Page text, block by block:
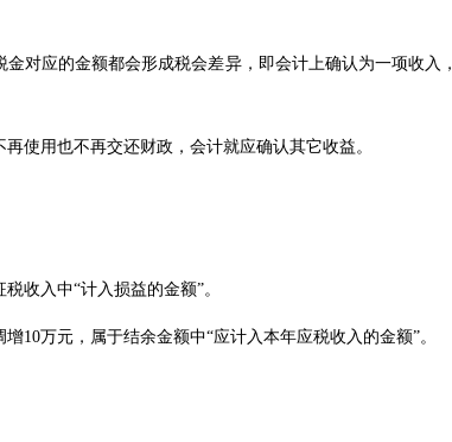
应的金额都会形成税会差异，即会计上确认为一项收入，
用也不再交还财政，会计就应确认其它收益。
收入中“计入损益的金额”。
万元，属于结余金额中“应计入本年应税收入的金额”。